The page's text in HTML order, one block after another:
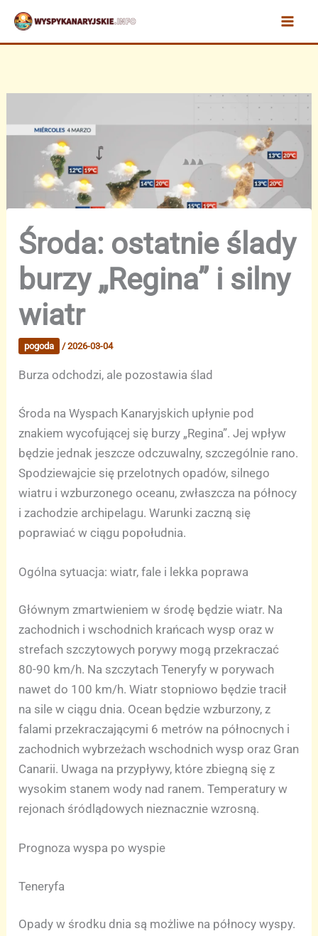
Przejdź
treści
Środa: ostatnie ślady
burzy „Regina” i silny
wiatr
pogoda /2026-03-04
Burza odchodzi, ale pozostawia ślad
Środa na Wyspach Kanaryjskich upłynie pod
znakiem wycofującej się burzy „Regina”. Jej wpływ
będzie jednak jeszcze odczuwalny, szczególnie rano.
Spodziewajcie się przelotnych opadów, silnego
wiatru i wzburzonego oceanu, zwłaszcza na północy
i zachodzie archipelagu. Warunki zaczną się
poprawiać w ciągu popołudnia.
Ogólna sytuacja: wiatr, fale i lekka poprawa
Głównym zmartwieniem w środę będzie wiatr. Na
zachodnich i wschodnich krańcach wysp oraz w
strefach szczytowych porywy mogą przekraczać
80-90 km/h. Na szczytach Teneryfy w porywach
nawet do 100 km/h. Wiatr stopniowo będzie tracił
na sile w ciągu dnia. Ocean będzie wzburzony, z
falami przekraczającymi 6 metrów na północnych i
zachodnich wybrzeżach wschodnich wysp oraz Gran
Canarii. Uwaga na przypływy, które zbiegną się z
wysokim stanem wody nad ranem. Temperatury w
rejonach śródlądowych nieznacznie wzrosną.
Prognoza wyspa po wyspie
Teneryfa
Opady w środku dnia są możliwe na północy wyspy.